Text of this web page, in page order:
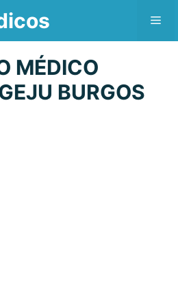
MÉDICO
BURGOS